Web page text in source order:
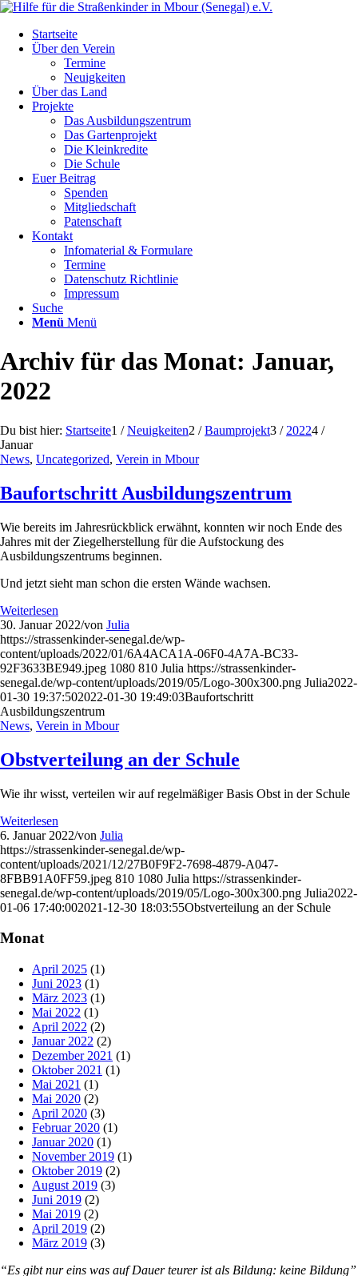
Startseite
Über den Verein
Termine
Neuigkeiten
Über das Land
Projekte
Das Ausbildungszentrum
Das Gartenprojekt
Die Kleinkredite
Die Schule
Euer Beitrag
Spenden
Mitgliedschaft
Patenschaft
Kontakt
Infomaterial & Formulare
Termine
Datenschutz Richtlinie
Impressum
Suche
Menü Menü
Archiv für das Monat: Januar,
2022
Du bist hier: Startseite1 / Neuigkeiten2 / Baumprojekt3 / 20224 /
Januar
News, Uncategorized, Verein in Mbour
Baufortschritt Ausbildungszentrum
Wie bereits im Jahresrückblick erwähnt, konnten wir noch Ende des
Jahres mit der Ziegelherstellung für die Aufstockung des
Ausbildungszentrums beginnen.
Und jetzt sieht man schon die ersten Wände wachsen.
Weiterlesen
30. Januar 2022/von Julia
https://strassenkinder-senegal.de/wp-
content/uploads/2022/01/6A4ACA1A-06F0-4A7A-BC33-
92F3633BE949.jpeg 1080 810 Julia https://strassenkinder-
senegal.de/wp-content/uploads/2019/05/Logo-300x300.png Julia2022-
01-30 19:37:502022-01-30 19:49:03Baufortschritt
Ausbildungszentrum
News, Verein in Mbour
Obstverteilung an der Schule
Wie ihr wisst, verteilen wir auf regelmäßiger Basis Obst in der Schule
Weiterlesen
6. Januar 2022/von Julia
https://strassenkinder-senegal.de/wp-
content/uploads/2021/12/27B0F9F2-7698-4879-A047-
8FBB91A0FF59.jpeg 810 1080 Julia https://strassenkinder-
senegal.de/wp-content/uploads/2019/05/Logo-300x300.png Julia2022-
01-06 17:40:002021-12-30 18:03:55Obstverteilung an der Schule
Monat
April 2025 (1)
Juni 2023 (1)
März 2023 (1)
Mai 2022 (1)
April 2022 (2)
Januar 2022 (2)
Dezember 2021 (1)
Oktober 2021 (1)
Mai 2021 (1)
Mai 2020 (2)
April 2020 (3)
Februar 2020 (1)
Januar 2020 (1)
November 2019 (1)
Oktober 2019 (2)
August 2019 (3)
Juni 2019 (2)
Mai 2019 (2)
April 2019 (2)
März 2019 (3)
“Es gibt nur eins was auf Dauer teurer ist als Bildung: keine Bildung”